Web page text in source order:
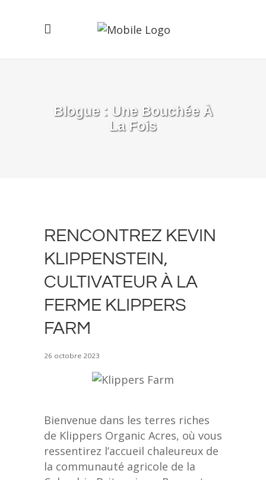
Blogue : Une Bouchée À
La Fois
RENCONTREZ KEVIN
KLIPPENSTEIN,
CULTIVATEUR À LA
FERME KLIPPERS
FARM
26 octobre 2023
Bienvenue dans les terres riches
de Klippers Organic Acres, où vous
ressentirez l’accueil chaleureux de
la communauté agricole de la